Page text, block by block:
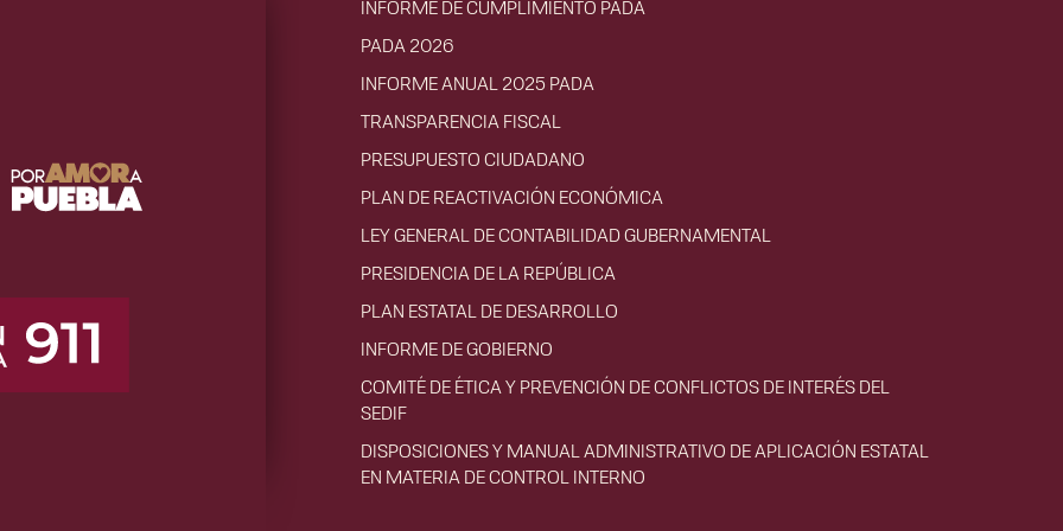
INFORME DE CUMPLIMIENTO PADA
PADA 2026
INFORME ANUAL 2025 PADA
TRANSPARENCIA FISCAL
PRESUPUESTO CIUDADANO
PLAN DE REACTIVACIÓN ECONÓMICA
LEY GENERAL DE CONTABILIDAD GUBERNAMENTAL
PRESIDENCIA DE LA REPÚBLICA
PLAN ESTATAL DE DESARROLLO
INFORME DE GOBIERNO
COMITÉ DE ÉTICA Y PREVENCIÓN DE CONFLICTOS DE INTERÉS DEL
SEDIF
DISPOSICIONES Y MANUAL ADMINISTRATIVO DE APLICACIÓN ESTATAL
EN MATERIA DE CONTROL INTERNO